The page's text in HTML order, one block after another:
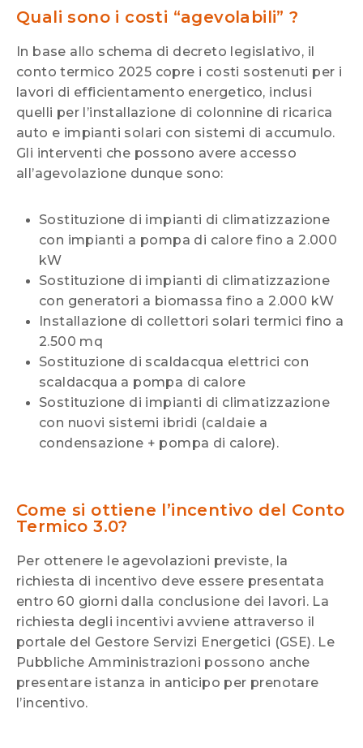
Quali sono i costi “agevolabili” ?
In base allo schema di decreto legislativo, il
conto termico 2025 copre i costi sostenuti per i
lavori di efficientamento energetico, inclusi
quelli per l’installazione di colonnine di ricarica
auto e impianti solari con sistemi di accumulo.
Gli interventi che possono avere accesso
all’agevolazione dunque sono:
Sostituzione di impianti di climatizzazione
con impianti a pompa di calore fino a 2.000
kW
Sostituzione di impianti di climatizzazione
con generatori a biomassa fino a 2.000 kW
Installazione di collettori solari termici fino a
2.500 mq
Sostituzione di scaldacqua elettrici con
scaldacqua a pompa di calore
Sostituzione di impianti di climatizzazione
con nuovi sistemi ibridi (caldaie a
condensazione + pompa di calore).
Come si ottiene l’incentivo del Conto
Termico 3.0?
Per ottenere le agevolazioni previste, la
richiesta di incentivo deve essere presentata
entro 60 giorni dalla conclusione dei lavori. La
richiesta degli incentivi avviene attraverso il
portale del Gestore Servizi Energetici (GSE). Le
Pubbliche Amministrazioni possono anche
presentare istanza in anticipo per prenotare
l’incentivo.